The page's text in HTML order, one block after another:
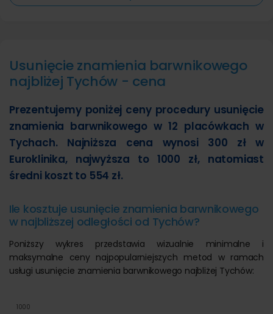
Usunięcie znamienia barwnikowego
najbliżej Tychów - cena
Prezentujemy poniżej ceny procedury usunięcie
znamienia barwnikowego w 12 placówkach w
Tychach. Najniższa cena wynosi 300 zł w
Euroklinika, najwyższa to 1000 zł, natomiast
średni koszt to 554 zł.
Ile kosztuje usunięcie znamienia barwnikowego
w najbliższej odległości od Tychów?
Poniższy wykres przedstawia wizualnie minimalne i
maksymalne ceny najpopularniejszych metod w ramach
usługi usunięcie znamienia barwnikowego najbliżej Tychów:
1000